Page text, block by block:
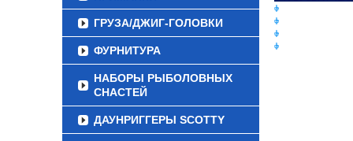
ГРУЗА/ДЖИГ-ГОЛОВКИ
ФУРНИТУРА
НАБОРЫ РЫБОЛОВНЫХ
СНАСТЕЙ
ДАУНРИГГЕРЫ SCOTTY